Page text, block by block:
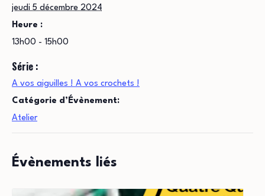
jeudi 5 décembre 2024
Heure :
13h00 - 15h00
Série :
A vos aiguilles ! A vos crochets !
Catégorie d’Évènement:
Atelier
Évènements liés